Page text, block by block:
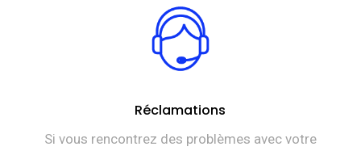
Réclamations
Si vous rencontrez des problèmes avec votre